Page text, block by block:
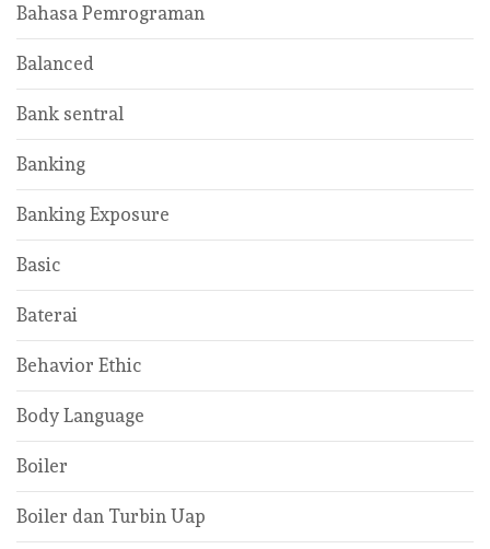
Bahasa Pemrograman
Balanced
Bank sentral
Banking
Banking Exposure
Basic
Baterai
Behavior Ethic
Body Language
Boiler
Boiler dan Turbin Uap